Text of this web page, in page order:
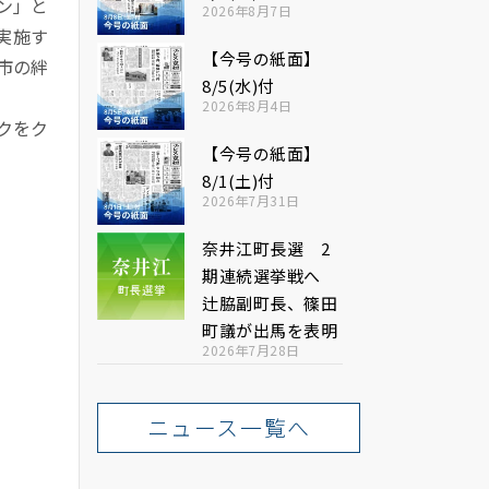
」と
施す
の絆
をク
2026年8月7日
【今号の紙面】
8/5(水)付
2026年8月4日
【今号の紙面】
8/1(土)付
2026年7月31日
奈井江町長選 2
期連続選挙戦へ
辻脇副町長、篠田
町議が出馬を表明
2026年7月28日
ニュース一覧へ